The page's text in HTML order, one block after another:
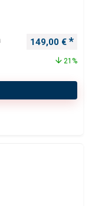
149,00 €
21%